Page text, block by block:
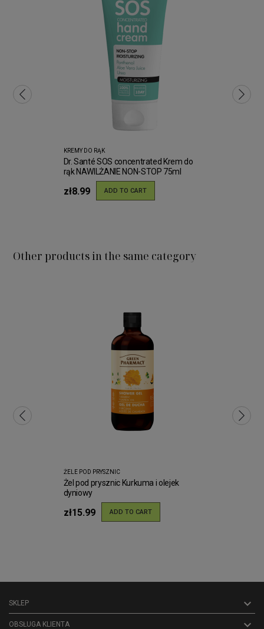
KREMY DO RĄK
Dr. Santé SOS concentrated Krem do
rąk NAWILŻANIE NON-STOP 75ml
zł8.99 ADD TO CART
Other products in the same category
ŻELE POD PRYSZNIC
Żel pod prysznic Kurkuma i olejek
dyniowy
zł15.99 ADD TO CART
SKLEP 
OBSŁUGA KLIENTA 